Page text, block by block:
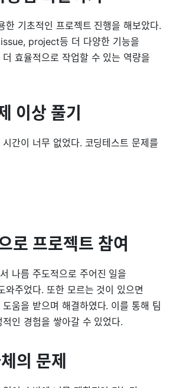
한 기초적인 프로젝트 진행을 해보았다.
project등 더 다양한 기능을
효율적으로 작업할 수 있는 역량을
이상 풀기
간이 너무 없었다. 코딩테스트 문제를
로 프로젝트 참여
나름 주도적으로 주어진 일을
와주었다. 또한 모르는 것이 있으면
움을 받으며 해결하였다. 이를 통해 팀
인 경험을 쌓아갈 수 있었다.
의 문제